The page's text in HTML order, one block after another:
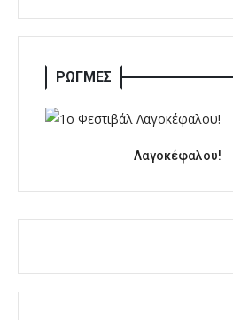
ΡΩΓΜΕΣ
Λαγοκέφαλου!